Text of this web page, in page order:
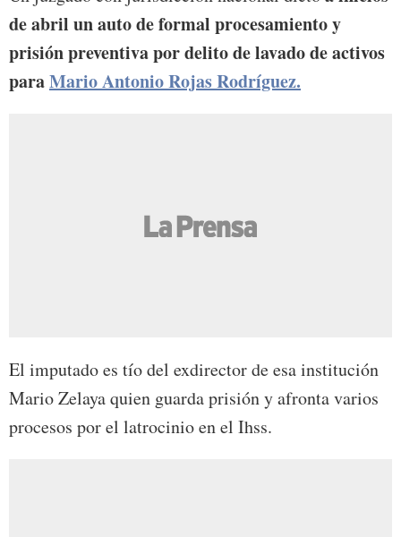
de abril un auto de formal procesamiento y
prisión preventiva por delito de lavado de activos
paraMario Antonio Rojas Rodríguez.
El imputado es tío del exdirector de esa institución
Mario Zelaya quien guarda prisión y afronta varios
procesos por el latrocinio en el Ihss.